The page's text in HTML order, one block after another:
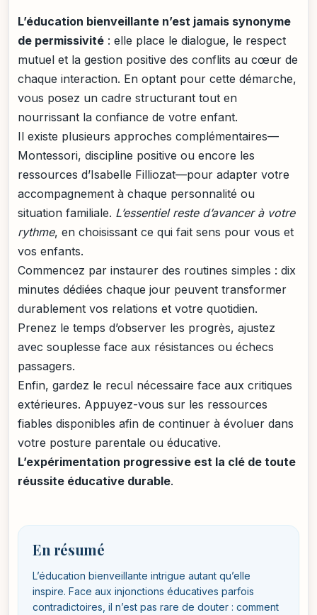
L’éducation bienveillante n’est jamais synonyme
de permissivité : elle place le dialogue, le respect
mutuel et la gestion positive des conflits au cœur de
chaque interaction. En optant pour cette démarche,
vous posez un cadre structurant tout en
nourrissant la confiance de votre enfant.
Il existe plusieurs approches complémentaires—
Montessori, discipline positive ou encore les
ressources d’Isabelle Filliozat—pour adapter votre
accompagnement à chaque personnalité ou
situation familiale. L’essentiel reste d’avancer à votre
rythme, en choisissant ce qui fait sens pour vous et
vos enfants.
Commencez par instaurer des routines simples : dix
minutes dédiées chaque jour peuvent transformer
durablement vos relations et votre quotidien.
Prenez le temps d’observer les progrès, ajustez
avec souplesse face aux résistances ou échecs
passagers.
Enfin, gardez le recul nécessaire face aux critiques
extérieures. Appuyez-vous sur les ressources
fiables disponibles afin de continuer à évoluer dans
votre posture parentale ou éducative.
L’expérimentation progressive est la clé de toute
réussite éducative durable.
En résumé
L’éducation bienveillante intrigue autant qu’elle
inspire. Face aux injonctions éducatives parfois
contradictoires, il n’est pas rare de douter : comment